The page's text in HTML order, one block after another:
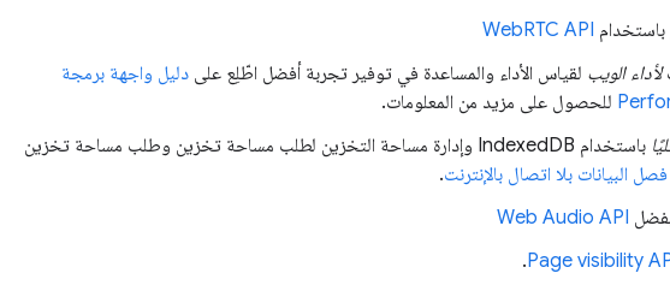
باستخدام WebRTC API
لأداء الويب لقياس الأداء والمساعدة في توفير تجربة أفضل اطّلِع على دليل واجهة برمجة
للحصول على مزيد من المعلومات.
باستخدام IndexedDB وإدارة مساحة التخزين لطلب مساحة تخزين وطلب مساحة تخزين
فصل البيانات بلا اتصال بالإنترنت.
Web Audio API
Page visibility
.